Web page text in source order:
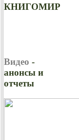
КНИГОМИР
Видео -
анонсы и
отчеты